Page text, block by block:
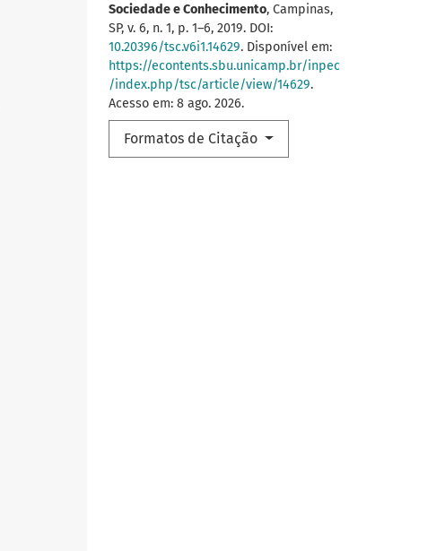
Sociedade e Conhecimento, Campinas,
SP, v. 6, n. 1, p. 1–6, 2019. DOI:
10.20396/tsc.v6i1.14629. Disponível em:
https://econtents.sbu.unicamp.br/inpec
/index.php/tsc/article/view/14629.
Acesso em: 8 ago. 2026.
Formatos de Citação